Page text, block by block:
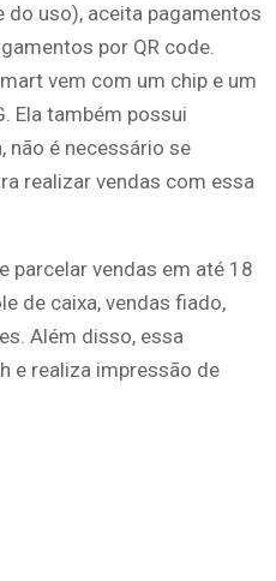
do uso), aceita pagamentos
por QR code.
vem com um chip e um
Ela também possui
não é necessário se
realizar vendas com essa
parcelar vendas em até 18
de caixa, vendas fiado,
Além disso, essa
e realiza impressão de